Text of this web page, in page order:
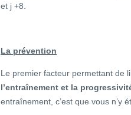
et j +8.
La prévention
Le premier facteur permettant de
l’entraînement et la
entraînement, c’est que vous n’y